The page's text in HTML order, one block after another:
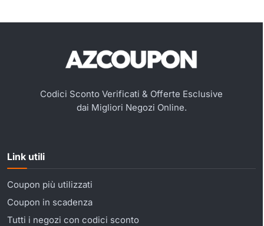
Codici Sconto Verificati & Offerte Esclusive
dai Migliori Negozi Online.
Link utili
Coupon più utilizzati
Coupon in scadenza
Tutti i negozi con codici sconto